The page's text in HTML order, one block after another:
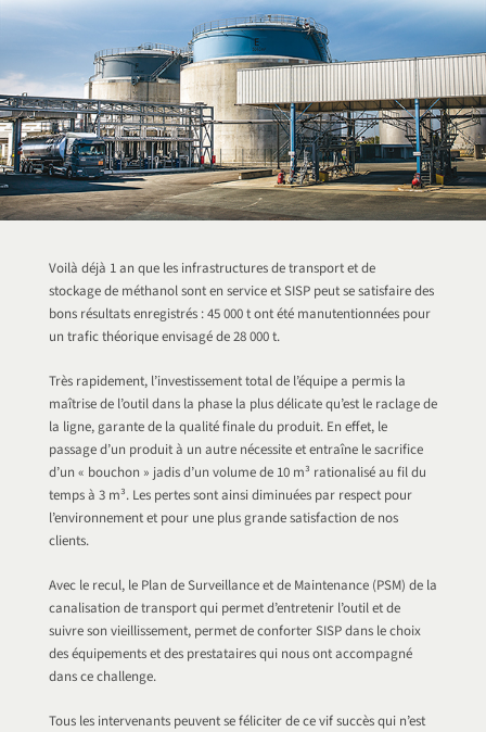
Voilà déjà 1 an que les infrastructures de transport et de
stockage de méthanol sont en service et SISP peut se satisfaire des
bons résultats enregistrés : 45 000 t ont été manutentionnées pour
un trafic théorique envisagé de 28 000 t.
Très rapidement, l’investissement total de l’équipe a permis la
maîtrise de l’outil dans la phase la plus délicate qu’est le raclage de
la ligne, garante de la qualité finale du produit. En effet, le
passage d’un produit à un autre nécessite et entraîne le sacrifice
d’un « bouchon » jadis d’un volume de 10 m³ rationalisé au fil du
temps à 3 m³. Les pertes sont ainsi diminuées par respect pour
l’environnement et pour une plus grande satisfaction de nos
clients.
Avec le recul, le Plan de Surveillance et de Maintenance (PSM) de la
canalisation de transport qui permet d’entretenir l’outil et de
suivre son vieillissement, permet de conforter SISP dans le choix
des équipements et des prestataires qui nous ont accompagné
dans ce challenge.
Tous les intervenants peuvent se féliciter de ce vif succès qui n’est